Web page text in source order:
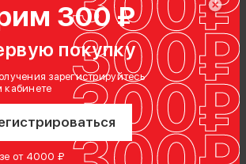
300 ₽
покупку
зарегистрируйтесь
кабинете
от 4000 ₽
Показать полностью